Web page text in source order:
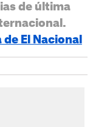
de última
El Nacional